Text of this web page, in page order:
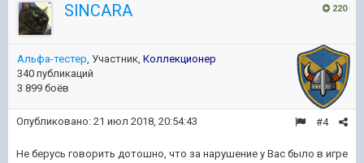
220
SlNCARA
Альфа-тестер, Участник, Коллекционер
340 публикаций
3 899 боёв
#4
Опубликовано: 21 июл 2018, 20:54:43
Не берусь говорить дотошно, что за нарушение у Вас было в игре